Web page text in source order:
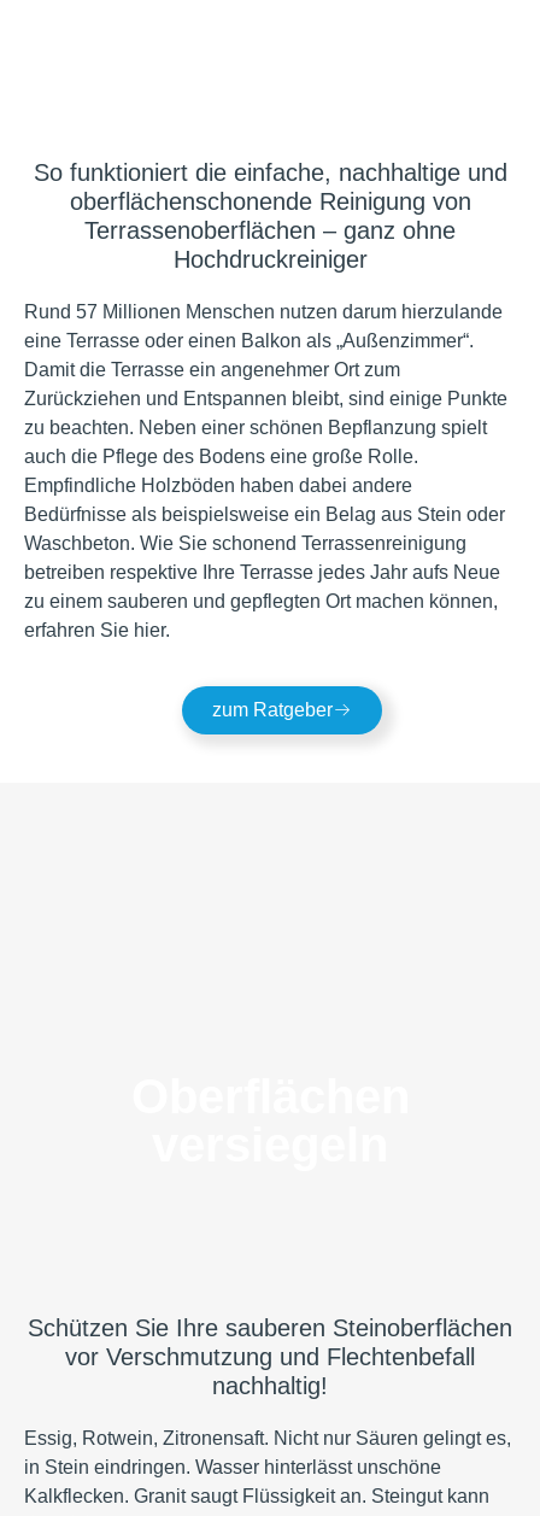
So funktioniert die einfache, nachhaltige und
oberflächenschonende Reinigung von
Terrassenoberflächen – ganz ohne
Hochdruckreiniger
Rund 57 Millionen Menschen nutzen darum hierzulande
eine Terrasse oder einen Balkon als „Außenzimmer“.
Damit die Terrasse ein angenehmer Ort zum
Zurückziehen und Entspannen bleibt, sind einige Punkte
zu beachten. Neben einer schönen Bepflanzung spielt
auch die Pflege des Bodens eine große Rolle.
Empfindliche Holzböden haben dabei andere
Bedürfnisse als beispielsweise ein Belag aus Stein oder
Waschbeton. Wie Sie schonend Terrassenreinigung
betreiben respektive Ihre Terrasse jedes Jahr aufs Neue
zu einem sauberen und gepflegten Ort machen können,
erfahren Sie hier.
zum Ratgeber
Schützen Sie Ihre sauberen Steinoberflächen
vor Verschmutzung und Flechtenbefall
nachhaltig!
Essig, Rotwein, Zitronensaft. Nicht nur Säuren gelingt es,
in Stein eindringen. Wasser hinterlässt unschöne
Kalkflecken. Granit saugt Flüssigkeit an. Steingut kann